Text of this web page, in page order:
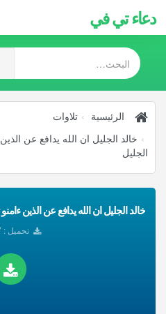
دعاء تي في
الرئيسية
تلاوات
خالد الجليل ان الله يدافع عن
الجليل
تحميل : 8,027